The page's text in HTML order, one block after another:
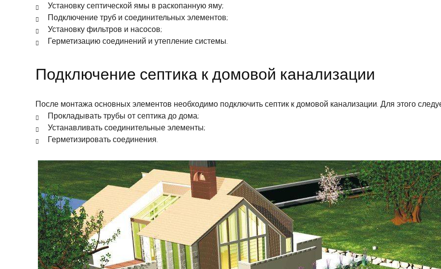
Установку септической ямы в раскопанную яму;
Подключение труб и соединительных элементов;
Установку фильтров и насосов;
Герметизацию соединений и утепление системы.
Подключение септика к домовой канализации
После монтажа основных элементов необходимо подключить септик к домовой канализации. Для этого
Прокладывать трубы от септика до дома;
Устанавливать соединительные элементы;
Герметизировать соединения.